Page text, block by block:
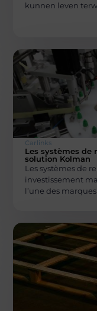
kunnen leven
Carlinks
Les systèmes de
solution Kolman
Les systèmes de
investissement
l’une des